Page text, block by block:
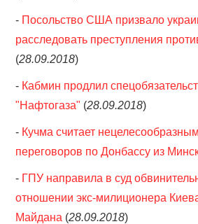
- Посольство США призвало
расследовать преступления
(28.09.2018)
- Кабмин продлил
"Нафтогаза" (28.09.2018)
- Кучма считает
переговоров по Донбассу из
- ГПУ направила в суд
отношении экс-милиционера
Майдана (28.09.2018)